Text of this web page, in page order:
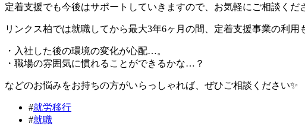
定着支援でも今後はサポートしていきますので、お気軽にご相談くだ
リンクス柏では就職してから最大3年6ヶ月の間、定着支援事業の利用
・入社した後の環境の変化が心配…。
・職場の雰囲気に慣れることができるかな…？
などのお悩みをお持ちの方がいらっしゃれば、ぜひご相談ください✨
#就労移行
#就職